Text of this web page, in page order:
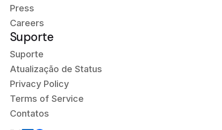
Press
Careers
Suporte
Suporte
Atualização de Status
Privacy Policy
Terms of Service
Contatos